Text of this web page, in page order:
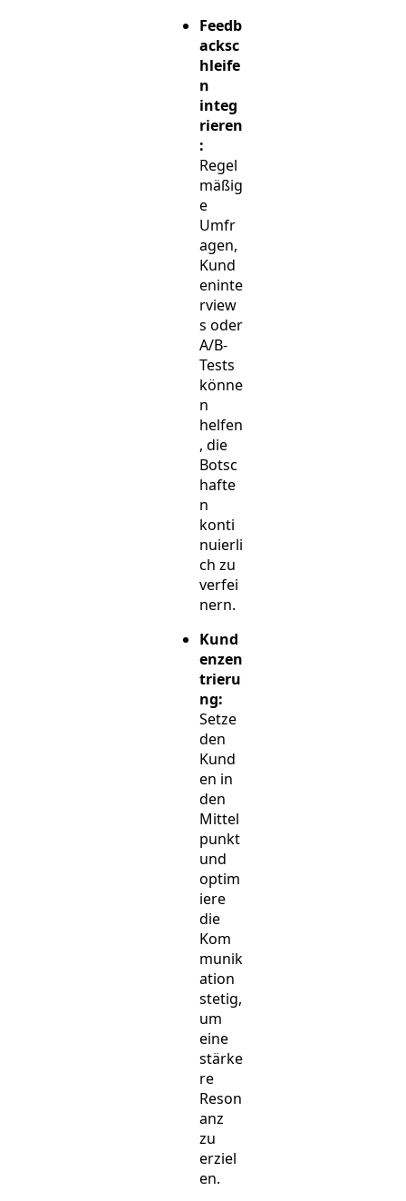
Feedb
acksc
hleife
n
integ
rieren
:
Regel
mäßig
e
Umfr
agen,
Kund
eninte
rview
s oder
A/B-
Tests
könne
n
helfen
, die
Botsc
hafte
n
konti
nuierli
ch zu
verfei
nern.
Kund
enzen
trieru
ng:
Setze
den
Kund
en in
den
Mittel
punkt
und
optim
iere
die
Kom
munik
ation
stetig,
um
eine
stärke
re
Reson
anz
zu
erziel
en.